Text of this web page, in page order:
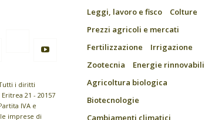
i diritti
21 - 20157
IVA e
imprese di
Leggi, lavoro e fisco
Colture
Prezzi agricoli e mercati
Fertilizzazione
Irrigazione
Zootecnia
Energie rinnovabili
Agricoltura biologica
Biotecnologie
Cambiamenti climatici